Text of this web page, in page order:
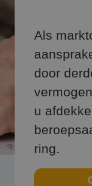
Als
door
u
ring.